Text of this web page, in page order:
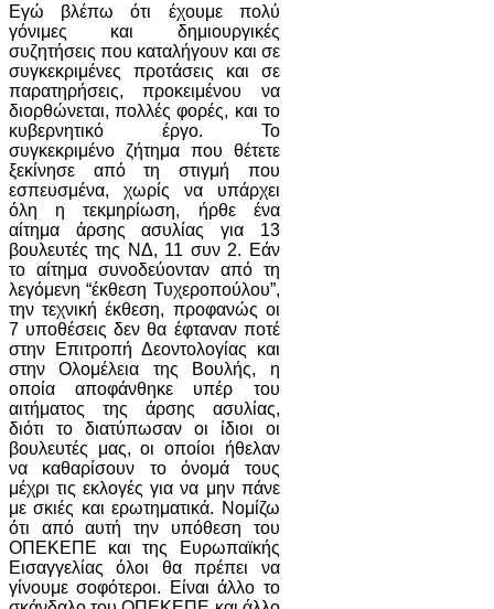
Εγώ βλέπω ότι έχουμε πολύ
γόνιμες και δημιουργικές
συζητήσεις που καταλήγουν και σε
συγκεκριμένες προτάσεις και σε
παρατηρήσεις, προκειμένου να
διορθώνεται, πολλές φορές, και το
κυβερνητικό έργο. Το
συγκεκριμένο ζήτημα που θέτετε
ξεκίνησε από τη στιγμή που
εσπευσμένα, χωρίς να υπάρχει
όλη η τεκμηρίωση, ήρθε ένα
αίτημα άρσης ασυλίας για 13
βουλευτές της ΝΔ, 11 συν 2. Εάν
το αίτημα συνοδεύονταν από τη
λεγόμενη “έκθεση Τυχεροπούλου”,
την τεχνική έκθεση, προφανώς οι
7 υποθέσεις δεν θα έφταναν ποτέ
στην Επιτροπή Δεοντολογίας και
στην Ολομέλεια της Βουλής, η
οποία αποφάνθηκε υπέρ του
αιτήματος της άρσης ασυλίας,
διότι το διατύπωσαν οι ίδιοι οι
βουλευτές μας, οι οποίοι ήθελαν
να καθαρίσουν το όνομά τους
μέχρι τις εκλογές για να μην πάνε
με σκιές και ερωτηματικά. Νομίζω
ότι από αυτή την υπόθεση του
ΟΠΕΚΕΠΕ και της Ευρωπαϊκής
Εισαγγελίας όλοι θα πρέπει να
γίνουμε σοφότεροι. Είναι άλλο το